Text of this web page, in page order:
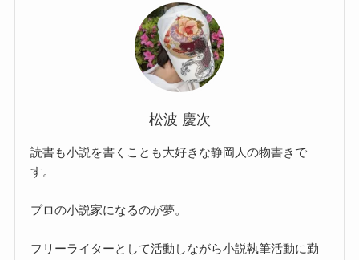
松波 慶次
読書も小説を書くことも大好きな静岡人の物書きで
す。
プロの小説家になるのが夢。
フリーライターとして活動しながら小説執筆活動に勤